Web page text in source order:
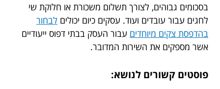
בסכומים גבוהים, לצורך תשלום משכורת או חלוקת שי
לחגים עבור עובדים ועוד. עסקים כיום יכולים לבחור
בהדפסת צקים מיוחדים עבור העסק בבתי דפוס ייעודיים
אשר מספקים את השירות המדובר.
פוסטים קשורים לנושא: